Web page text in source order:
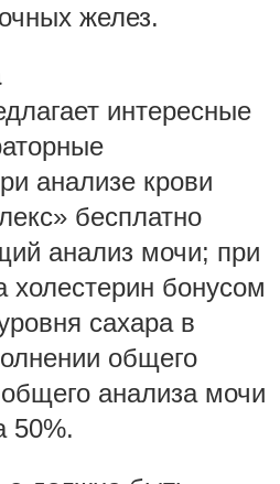
желез.
интересные
анализе крови
бесплатно
анализ мочи; при
холестерин бонусом
сахара в
общего
анализа мочи
50%.